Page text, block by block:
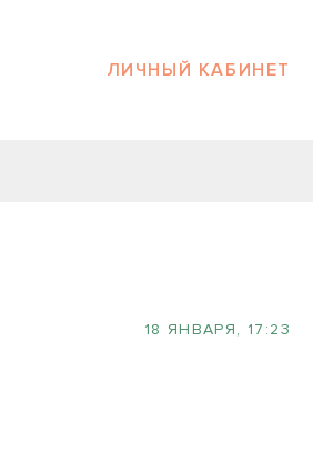
ЛИЧНЫЙ КАБИНЕТ
18 ЯНВАРЯ, 17:23